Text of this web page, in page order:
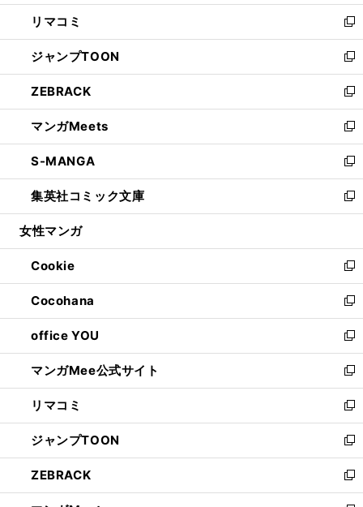
ウ
で
開
く
ン
ド
ウ
で
開
く
ウ
ィ
ン
ド
ウ
で
開
く
し
い
ウ
ィ
ン
ド
ウ
で
開
く
リマコミ
新
し
い
ウ
ィ
ン
ド
ウ
で
開
く
ジャンプTOON
新
し
い
ウ
ィ
ン
ド
ウ
で
開
ZEBRACK
新
し
い
ウ
ィ
ン
ド
ウ
開
く
マンガMeets
新
し
い
ウ
ィ
ン
ウ
で
開
く
S-MANGA
新
し
い
ウ
ン
ド
ウ
で
開
く
集英社コミック文庫
新
し
ウ
ィ
ン
ド
ウ
で
開
く
女性マンガ
Cookie
新
し
い
ウ
ィ
ン
ド
ウ
で
開
く
Cocohana
新
し
い
ウ
ィ
ン
ド
ウ
で
開
く
office YOU
新
し
い
ウ
ィ
ン
ド
ウ
で
開
マンガMee公式サイト
新
し
い
ウ
ィ
ン
ド
ウ
リマコミ
新
し
い
ウ
ィ
ン
ジャンプTOON
新
し
い
ウ
ZEBRACK
新
し